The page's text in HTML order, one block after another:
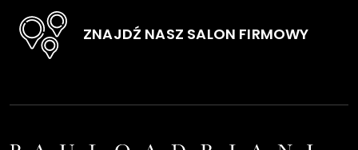
ZNAJDŹ NASZ SALON FIRMOWY